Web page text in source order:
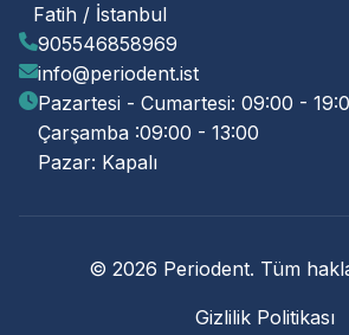
Fatih / İstanbul
905546858969
info@periodent.ist
Pazartesi - Cumartesi: 09:00 -
Çarşamba :09:00 - 13:00
Pazar: Kapalı
© 2026 Periodent. Tüm
Gizlilik Politikası